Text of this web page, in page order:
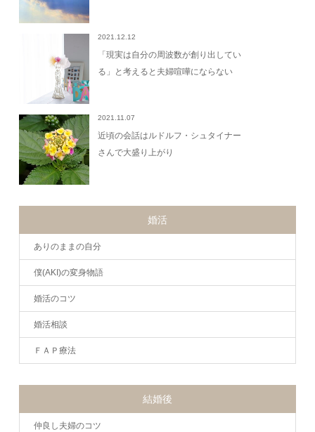
2021.12.12
「現実は自分の周波数が創り出してい
る」と考えると夫婦喧嘩にならない
2021.11.07
近頃の会話はルドルフ・シュタイナー
さんで大盛り上がり
婚活
ありのままの自分
僕(AKI)の変身物語
婚活のコツ
婚活相談
ＦＡＰ療法
結婚後
仲良し夫婦のコツ